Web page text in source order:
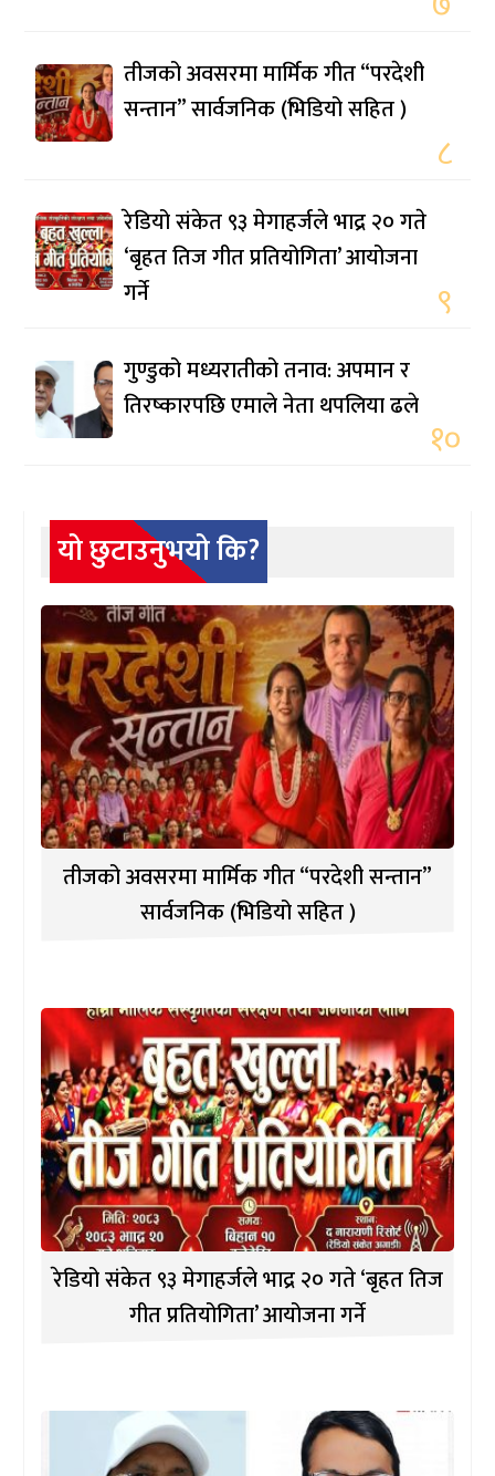
तीजको अवसरमा मार्मिक गीत “परदेशी
सन्तान” सार्वजनिक (भिडियो सहित )
८
रेडियो संकेत ९३ मेगाहर्जले भाद्र २० गते
‘बृहत तिज गीत प्रतियोगिता’ आयोजना
गर्ने
९
गुण्डुको मध्यरातीको तनाव: अपमान र
तिरष्कारपछि एमाले नेता थपलिया ढले
१०
यो छुटाउनुभयो कि?
तीजको अवसरमा मार्मिक गीत “परदेशी सन्तान”
सार्वजनिक (भिडियो सहित )
रेडियो संकेत ९३ मेगाहर्जले भाद्र २० गते ‘बृहत तिज
गीत प्रतियोगिता’ आयोजना गर्ने